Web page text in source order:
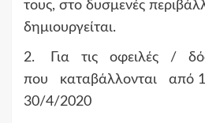
τους, στο δυσμενές
δημιουργείται.
2. Για τις οφειλές /
που καταβάλλονται από
30/4/2020